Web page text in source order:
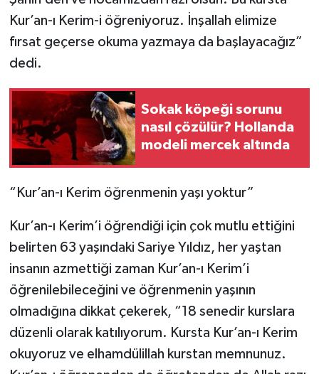
Kur’an-ı Kerim-i öğreniyoruz. İnşallah elimize
fırsat geçerse okuma yazmaya da başlayacağız”
dedi.
Sokak köpeği sorunu
nasıl çözülür? Hollanda
modeli mercek altında
“Kur’an-ı Kerim öğrenmenin yaşı yoktur”
Kur’an-ı Kerim’i öğrendiği için çok mutlu ettiğini
belirten 63 yaşındaki Sariye Yıldız, her yaştan
insanın azmettiği zaman Kur’an-ı Kerim’i
öğrenilebileceğini ve öğrenmenin yaşının
olmadığına dikkat çekerek, “18 senedir kurslara
düzenli olarak katılıyorum. Kursta Kur’an-ı Kerim
okuyoruz ve elhamdülillah kurstan memnunuz.